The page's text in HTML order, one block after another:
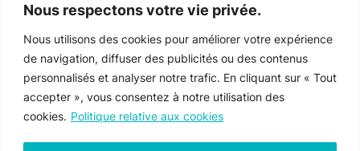
Nous respectons votre vie privée.
Nous utilisons des cookies pour améliorer votre expérience
de navigation, diffuser des publicités ou des contenus
personnalisés et analyser notre trafic. En cliquant sur « Tout
accepter », vous consentez à notre utilisation des
cookies. Politique relative aux cookies
Merci à nos partenaires